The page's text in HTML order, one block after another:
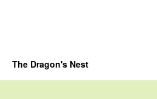
The Dragon's Nest